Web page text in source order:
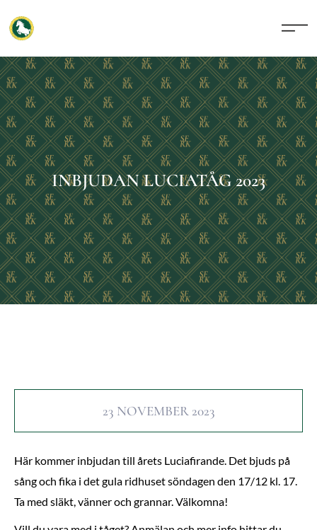
INBJUDAN LUCIATÅG 2023
23 NOVEMBER 2023
Här kommer inbjudan till årets Luciafirande. Det bjuds på
sång och fika i det gula ridhuset söndagen den 17/12 kl. 17.
Ta med släkt, vänner och grannar. Välkomna!